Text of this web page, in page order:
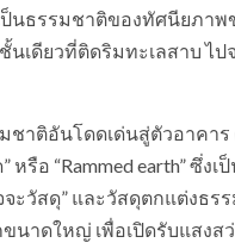
นธรรมชาติของทัศนียภา
เดียวที่ติดริมทะเลสาบ ไ
าติอันโดดเด่นสู่ตัวอาคา
รือ “Rammed earth” ซึ่
จะวัสดุ” และวัสดุตกแต่ง
นาดใหญ่ เพื่อเปิดรับแสงส